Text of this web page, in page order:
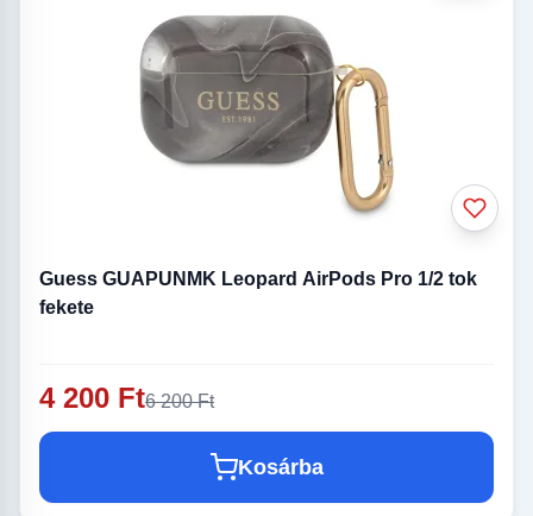
Guess GUAPUNMK Leopard AirPods Pro 1/2 tok
fekete
4 200 Ft6 200 Ft
Kosárba